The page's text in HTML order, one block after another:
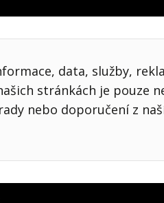
data, služby,
stránkách je pouze
nebo doporučení z